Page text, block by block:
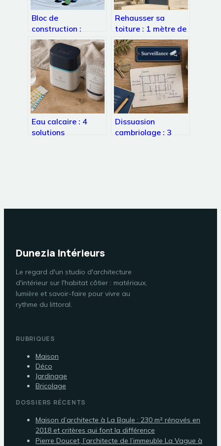
Bloc de
construction :
usages, enjeux et
choix pour vos
projets
Rehausser sa
toiture : 1 mètre de
hauteur pour
transformer vos
combles perdus
Eau calcaire : 4
solutions
Dissuasion
cambriolage : 3
Dunezia Intérieurs
Le regard d'un studio d'architecture
d'intérieur sur l'habitat côtier : matériaux,
lumière et savoir-faire pour vivre au
rythme du littoral.
RUBRIQUES
Maison
Déco
Jardinage
Bricolage
DOSSIERS RÉCENTS
Maison d’architecte à La Baule : 230 m² rénovés en
2018 et critères qui font la différence
Pierre Doucet, l’architecte de l’immeuble La Vague à